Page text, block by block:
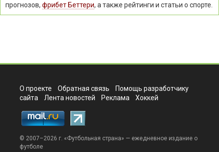
прогнозов, фрибет Беттери, а также рейтинги и статьи о спорте.
О проекте Обратная связь
Помощь разработчику
сайта
Лента новостей Реклама Хоккей
© 2007–2026 г. «Футбольная страна» — ежедневное издание о
футболе